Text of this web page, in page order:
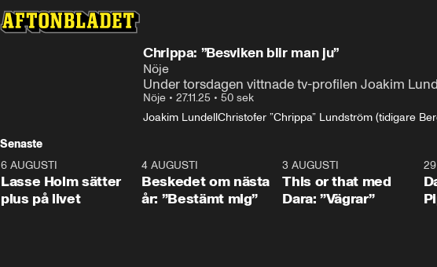
Chrippa: ”Besviken blir man ju”
Nöje
Under torsdagen vittnade tv-profilen Joakim
Nöje • 27.11.25 • 50 sek
Joakim LundellChristofer ”Chrippa” Lundström (tidigare
Senaste
1:04
6 AUGUSTI
Lasse Holm sätter
plus på livet
0:24
4 AUGUSTI
Beskedet om nästa
år: ”Bestämt mig”
3 AUGUSTI
This or that med
Dara: ”Vägrar”